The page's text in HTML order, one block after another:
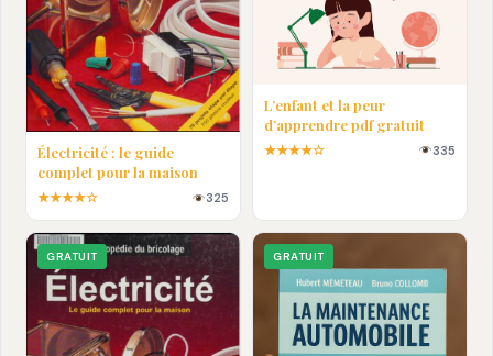
Électricité : le guide
complet pour la maison
★★★★☆ 325
L’enfant et la peur
d’apprendre pdf gratuit
★★★★☆ 335
GRATUIT GRATUIT